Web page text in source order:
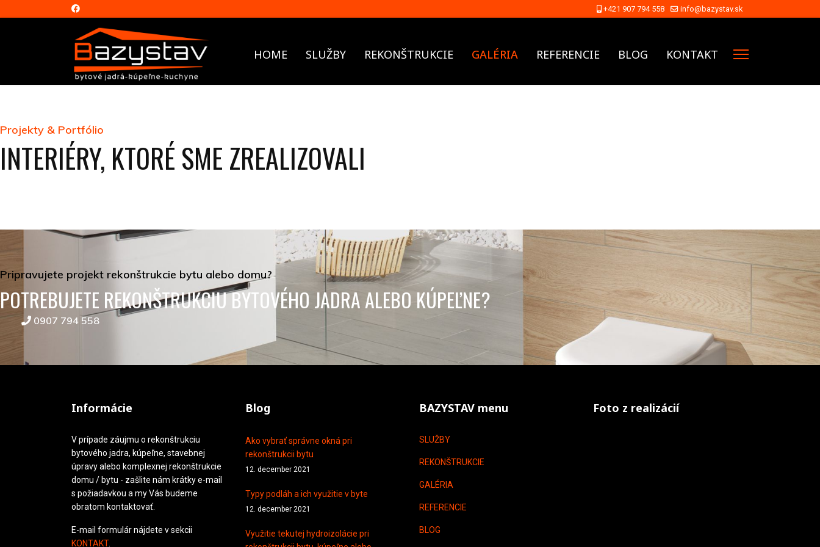
+421 907 794 558 info@bazystav.sk
HOME SLUŽBY REKONŠTRUKCIE GALÉRIA REFERENCIE BLOG KONTAKT
Projekty & Portfólio
INTERIÉRY, KTORÉ SME ZREALIZOVALI
Pripravujete projekt rekonštrukcie bytu alebo domu?
POTREBUJETE REKONŠTRUKCIU BYTOVÉHO JADRA ALEBO KÚPEĽNE?
0907 794 558
Informácie
V prípade záujmu o rekonštrukciu
bytového jadra, kúpeľne, stavebnej
úpravy alebo komplexnej rekonštrukcie
domu / bytu - zašlite nám krátky e-mail
s požiadavkou a my Vás budeme
obratom kontaktovať.
E-mail formulár nájdete v sekcii
KONTAKT.
Blog
Ako vybrať správne okná pri
rekonštrukcii bytu
12. december 2021
Typy podláh a ich využitie v byte
12. december 2021
Využitie tekutej hydroizolácie pri
BAZYSTAV menu
SLUŽBY
REKONŠTRUKCIE
GALÉRIA
REFERENCIE
BLOG
Foto z realizácií